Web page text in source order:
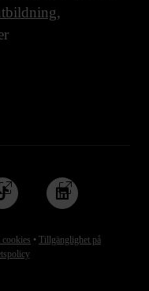
,
• Tillgänglighet på
Följ
Följ
oss
Linkedin